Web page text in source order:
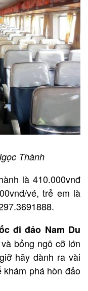
Thành
là 410.000vnđ
vé, trẻ em là
đi đảo Nam Du
bỏng ngô cỡ lớn
hãy dành ra vài
khám phá hòn đảo